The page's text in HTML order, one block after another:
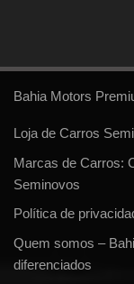
Bahia Motors
Loja de Carros
Marcas de Carros:
Seminovos
Política de
Quem somos –
diferenciados